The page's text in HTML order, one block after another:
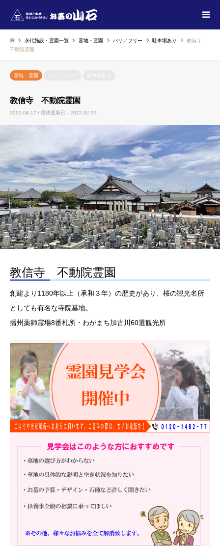
永代施設・霊園一覧 墓地・霊園 バリアフリー 駐車場あり
教信寺
不動院霊園
墓地・霊園
教信寺 不動院霊園
2021.04.17 / 最終更新日：2022.02.25
教信寺 不動院霊園
創建より1180年以上（承和３年）の歴史があり、桜の観光名所
としても有名な寺院墓地。
播州薬師霊場8番札所・わがまち加古川60選観光所